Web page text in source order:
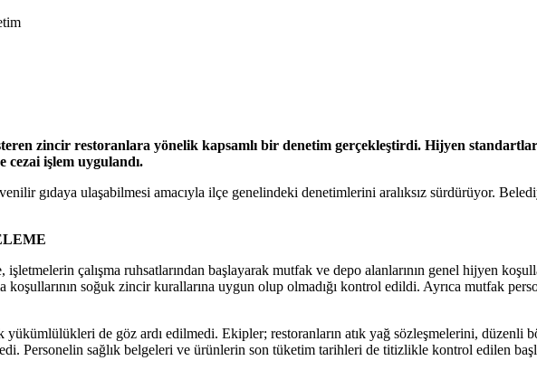
zincir restoranlara yönelik kapsamlı bir denetim gerçekleştirdi. Hijyen
işlem uygulandı.
gıdaya ulaşabilmesi amacıyla ilçe genelindeki denetimlerini aralıksız sürdürüyor.
çalışma ruhsatlarından başlayarak mutfak ve depo alanlarının genel hijyen
koşullarının soğuk zincir kurallarına uygun olup olmadığı kontrol edildi. Ayrıca mutfak
de göz ardı edilmedi. Ekipler; restoranların atık yağ sözleşmelerini, düzenli
Personelin sağlık belgeleri ve ürünlerin son tüketim tarihleri de titizlikle kontrol edilen